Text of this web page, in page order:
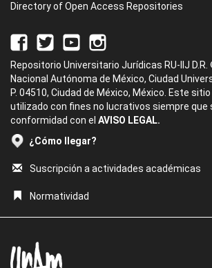
Directory of Open Access Repositories
Repositorio Universitario Jurídicas RU-IIJ
Nacional Autónoma de México, Ciudad
P. 04510, Ciudad de México, México. Este
utilizado con fines no lucrativos siempre que
conformidad con el AVISO LEGAL.
¿Cómo llegar?
Suscripción a actividades académicas
Normatividad